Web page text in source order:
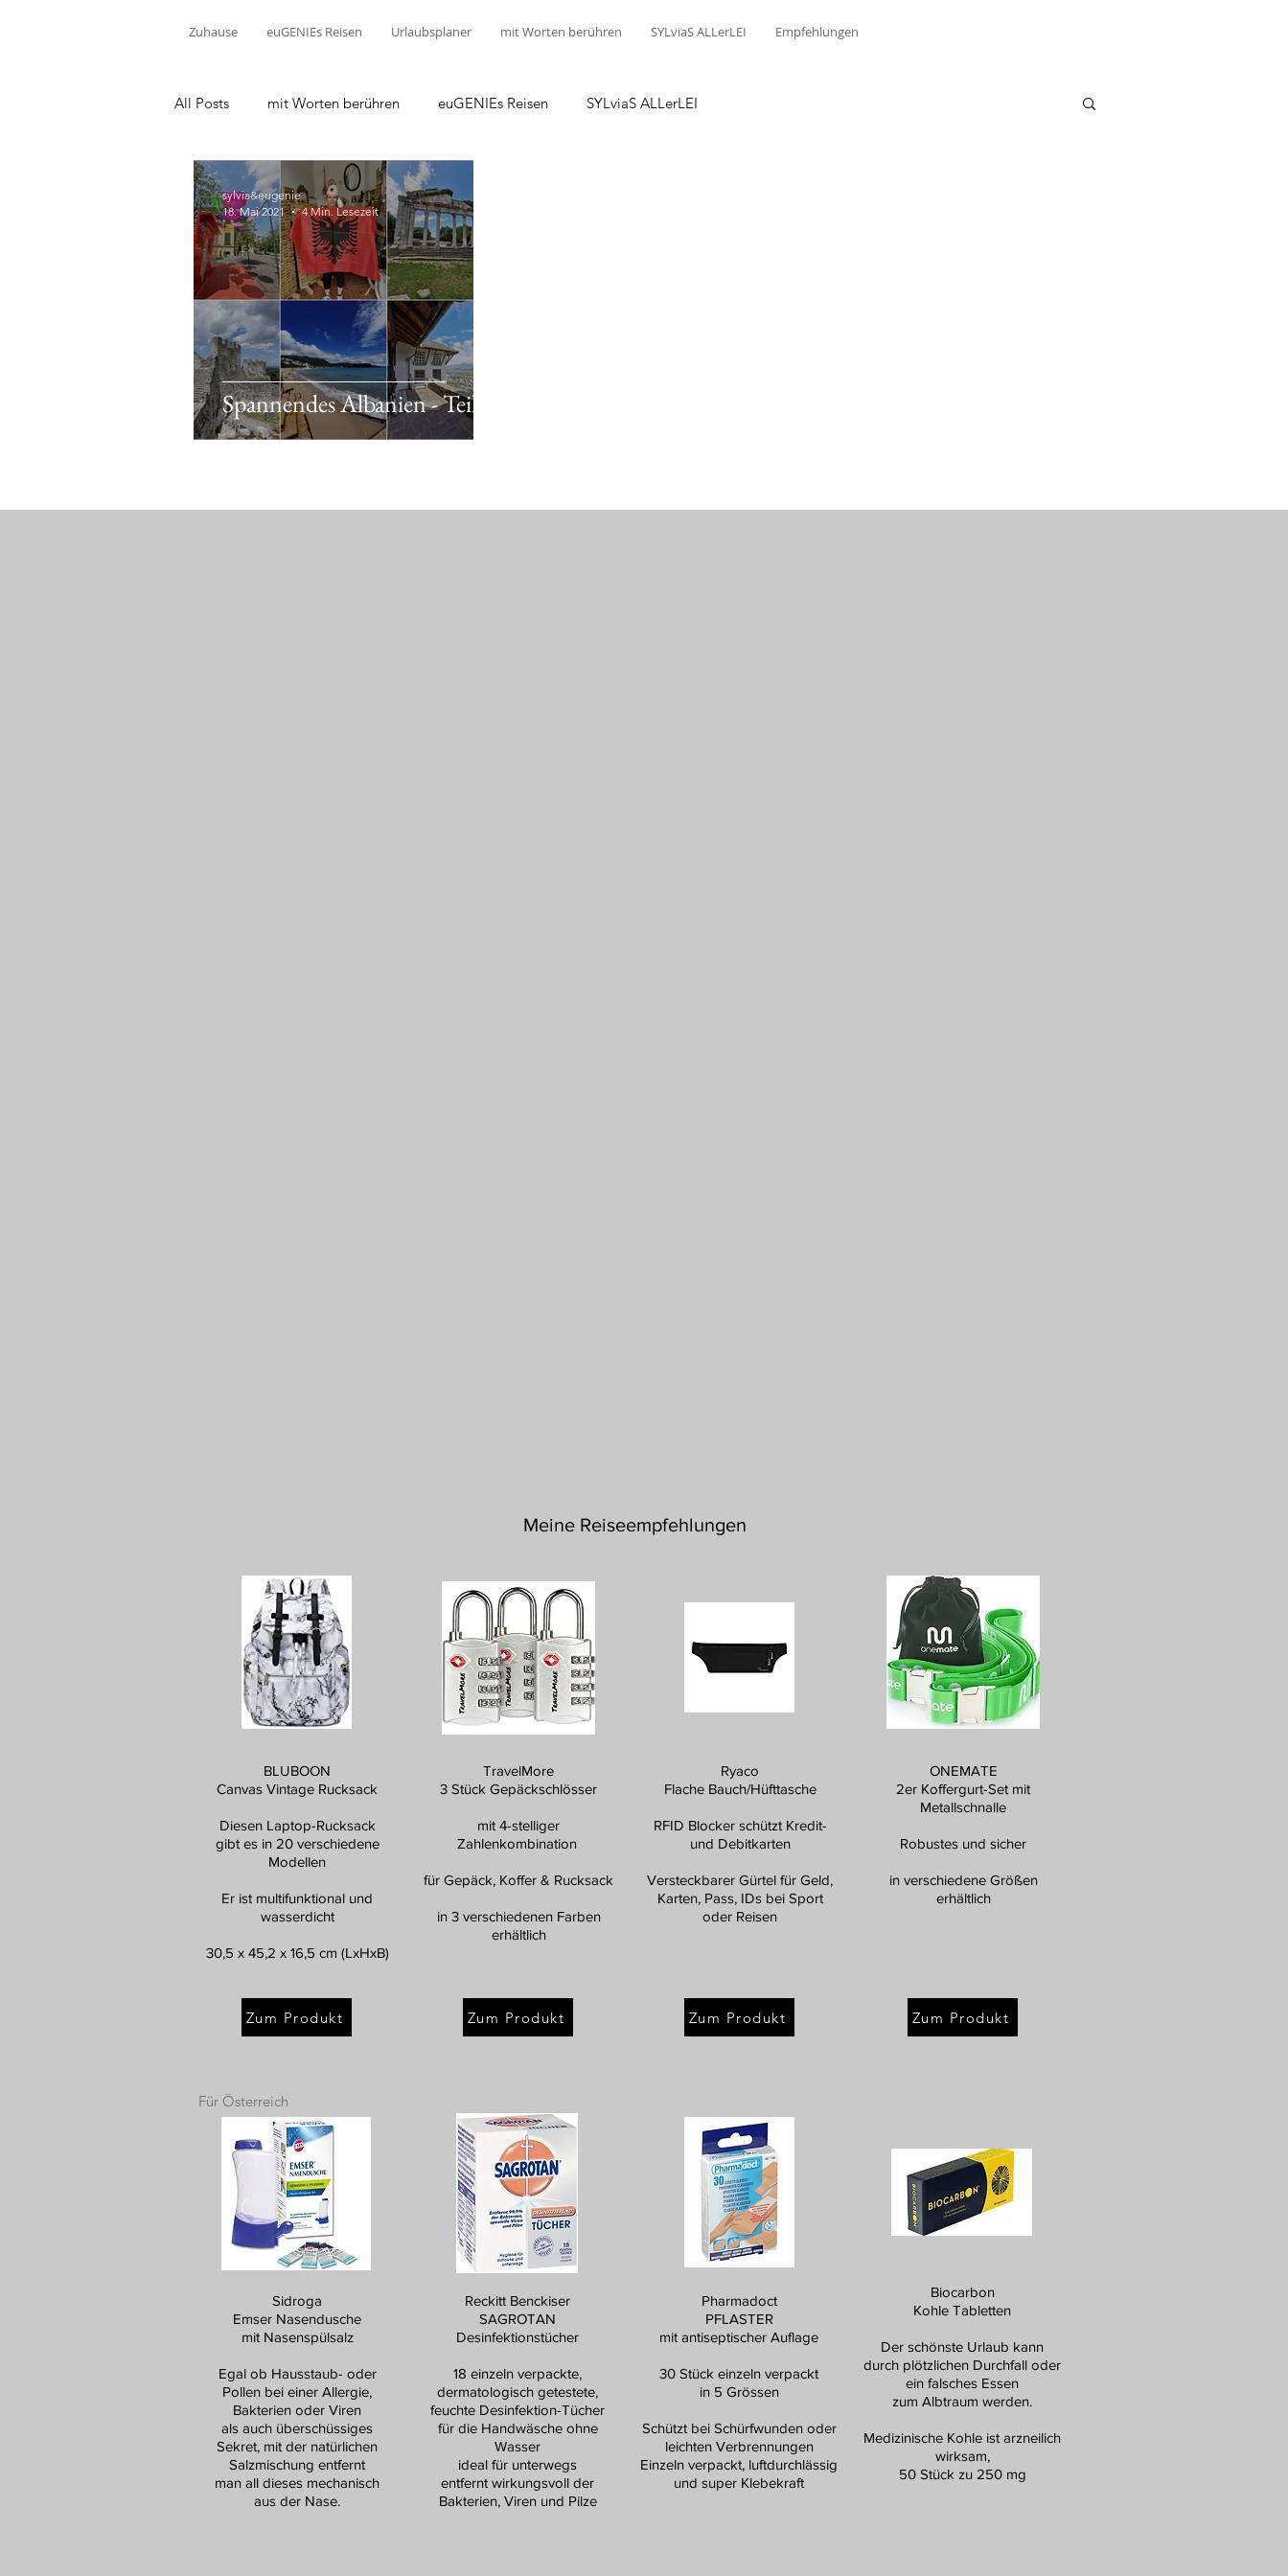
Zuhause euGENIEs Reisen Urlaubsplaner mit Worten berühren SYLviaS ALLerLEI Empfehlungen
All Posts mit Worten berühren euGENIEs Reisen SYLviaS ALLerLEI
Spannendes Albanien - Teil 1
sylvia&eugenie
18. Mai 2021
4 Min. Lesezeit
Meine Reiseempfehlungen
BLUBOON
Canvas Vintage Rucksack
Diesen Laptop-Rucksack
gibt es in 20 verschiedene
Modellen
Er ist multifunktional und
wasserdicht
30,5 x 45,2 x 16,5 cm (LxHxB)
Zum Produkt
TravelMore
3 Stück Gepäckschlösser
mit 4-stelliger
Zahlenkombination
für Gepäck, Koffer & Rucksack
in 3 verschiedenen Farben
erhältlich
Zum Produkt
Ryaco
Flache Bauch/Hüfttasche
RFID Blocker schützt Kredit-
und Debitkarten
Versteckbarer Gürtel für Geld,
Karten, Pass, IDs bei Sport
oder Reisen
Zum Produkt
ONEMATE
2er Koffergurt-Set mit
Metallschnalle
Robustes und sicher
in verschiedene Größen
erhältlich
Zum Produkt
Für Österreich
Sidroga
Emser Nasendusche
mit Nasenspülsalz
Egal ob Hausstaub- oder
Pollen bei einer Allergie,
Bakterien oder Viren
als auch überschüssiges
Sekret, mit der natürlichen
Salzmischung entfernt
man all dieses mechanisch
aus der Nase.
Reckitt Benckiser
SAGROTAN
Desinfektionstücher
18 einzeln verpackte,
dermatologisch getestete,
feuchte Desinfektion-Tücher
für die Handwäsche ohne
Wasser
ideal für unterwegs
entfernt wirkungsvoll der
Bakterien, Viren und Pilze
Pharmadoct
PFLASTER
mit antiseptischer Auflage
30 Stück einzeln verpackt
in 5 Grössen
Schützt bei Schürfwunden oder
leichten Verbrennungen
Einzeln verpackt, luftdurchlässig
und super Klebekraft
Biocarbon
Kohle Tabletten
Der schönste Urlaub kann
durch plötzlichen Durchfall oder
ein falsches Essen
zum Albtraum werden.
Medizinische Kohle ist arzneilich
wirksam,
50 Stück zu 250 mg